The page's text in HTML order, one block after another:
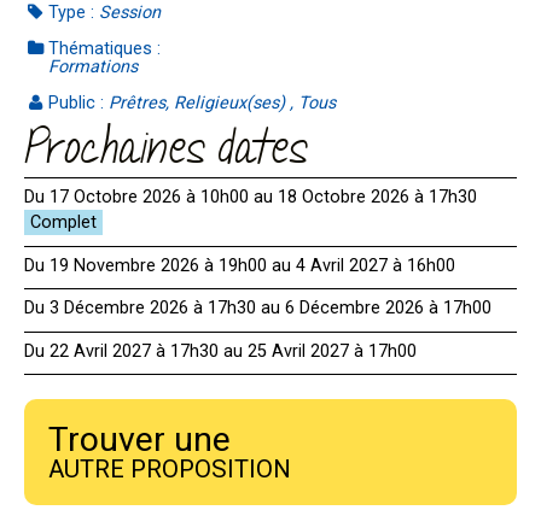
Type : Session
Thématiques :
Formations
Public : Prêtres, Religieux(ses) , Tous
Prochaines dates
Du 17 Octobre 2026 à 10h00 au 18 Octobre 2026 à 17h30
Du 19 Novembre 2026 à 19h00 au 4 Avril 2027 à 16h00
Du 3 Décembre 2026 à 17h30 au 6 Décembre 2026 à 17h00
Du 22 Avril 2027 à 17h30 au 25 Avril 2027 à 17h00
Trouver une
AUTRE PROPOSITION